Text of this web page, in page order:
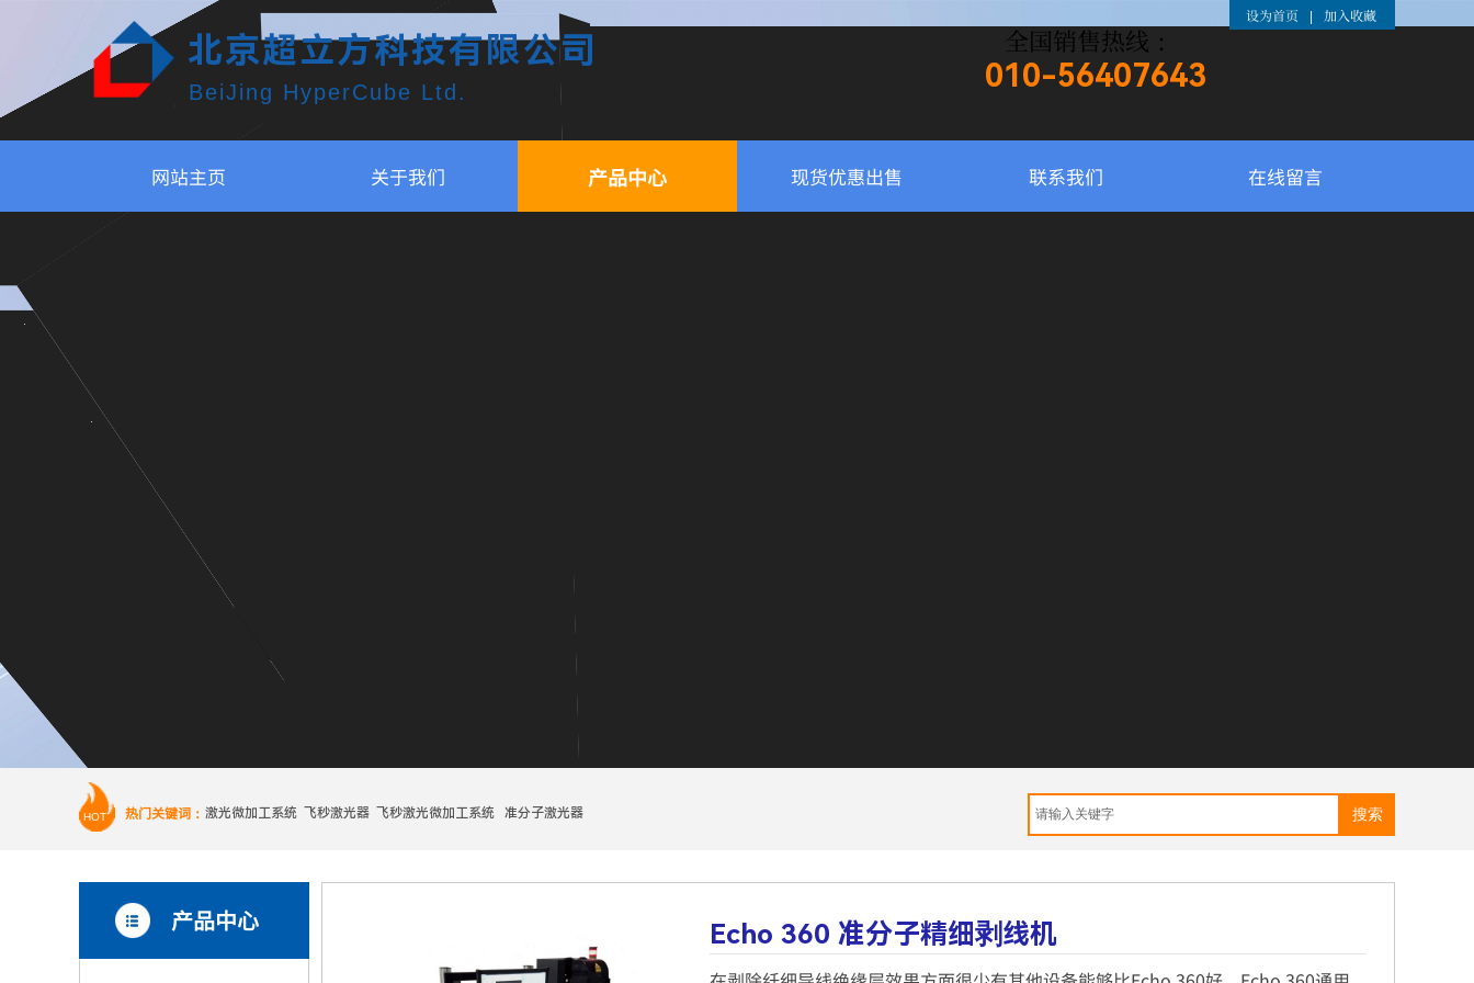
设为首页 加入收藏
全国销售热线：
北京超立方科技有限公司
010-56407643
BeiJing HyperCube Ltd.
网站主页 关于我们 产品中心 现货优惠出售 联系我们 在线留言
搜索
激光微加工系统 飞秒激光器 飞秒激光微加工系统 准分子激光器
热门关键词：
HOT
Echo 360 准分子精细剥线机
产品中心